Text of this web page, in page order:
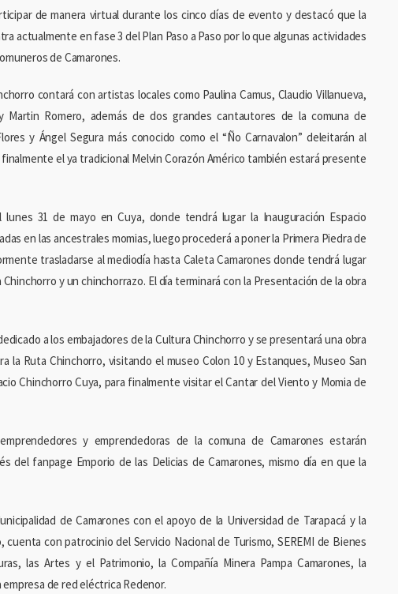
de manera virtual durante los cinco días de evento y destacó que la
actualmente en fase 3 del Plan Paso a Paso por lo que algunas actividades
de Camarones.
contará con artistas locales como Paulina Camus, Claudio Villanueva,
Martin Romero, además de dos grandes cantautores de la comuna de
y Ángel Segura más conocido como el “Ño Carnavalon” deleitarán al
el ya tradicional Melvin Corazón Américo también estará presente
31 de mayo en Cuya, donde tendrá lugar la Inauguración Espacio
en las ancestrales momias, luego procederá a poner la Primera Piedra de
trasladarse al mediodía hasta Caleta Camarones donde tendrá lugar
y un chinchorrazo. El día terminará con la Presentación de la obra
a los embajadores de la Cultura Chinchorro y se presentará una obra
la Ruta Chinchorro, visitando el museo Colon 10 y Estanques, Museo San
Chinchorro Cuya, para finalmente visitar el Cantar del Viento y Momia de
y emprendedoras de la comuna de Camarones estarán
del fanpage Emporio de las Delicias de Camarones, mismo día en que la
de Camarones con el apoyo de la Universidad de Tarapacá y la
cuenta con patrocinio del Servicio Nacional de Turismo, SEREMI de Bienes
las Artes y el Patrimonio, la Compañía Minera Pampa Camarones, la
de red eléctrica Redenor.